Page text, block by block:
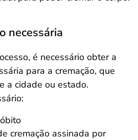
necessária
é necessário obter a
para a cremação, que
a cidade ou estado.
cremação assinada por